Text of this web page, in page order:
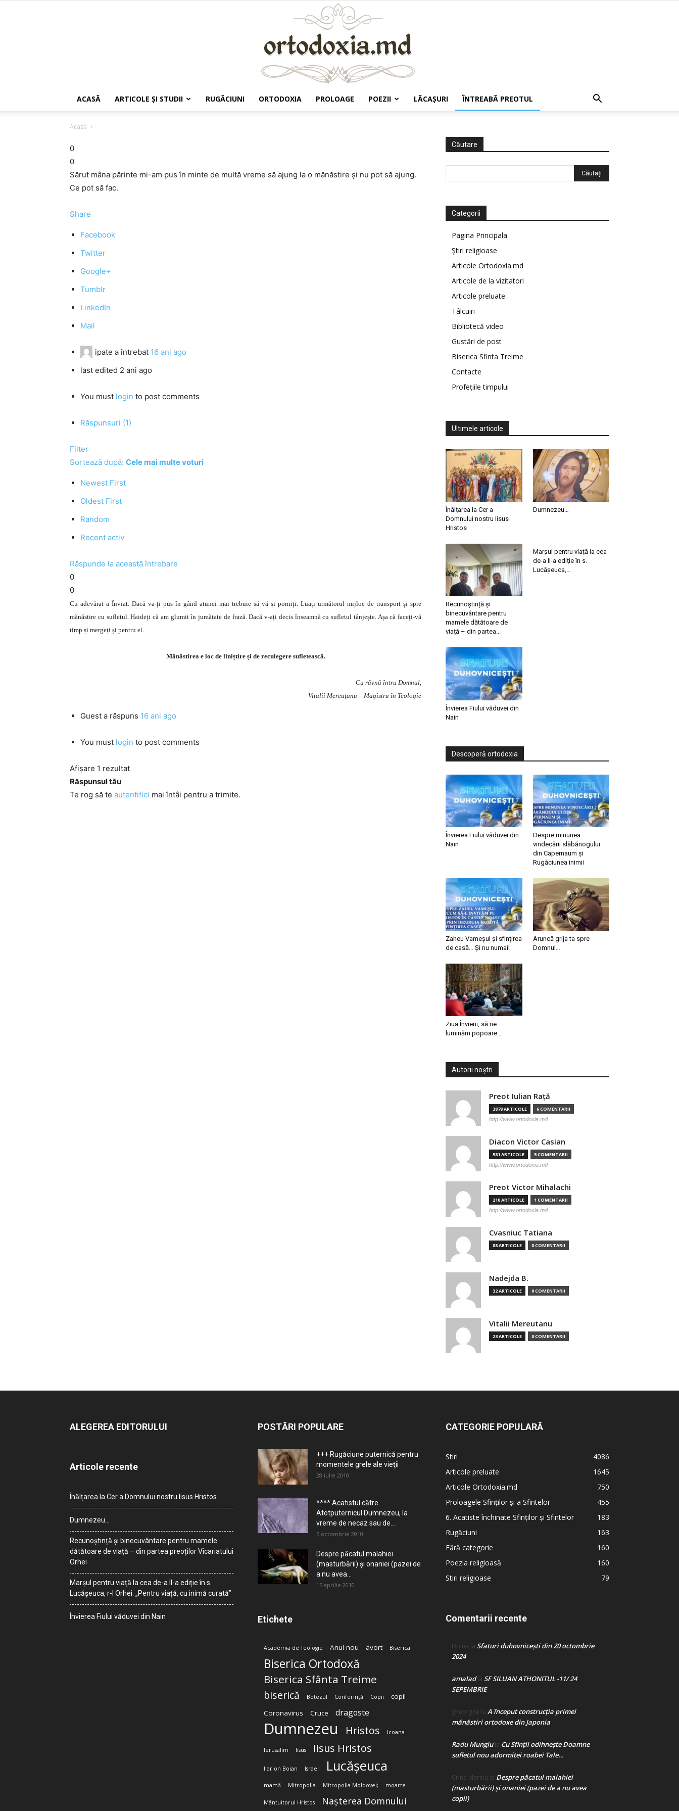
ACASĂ ARTICOLE ŞI STUDII RUGĂCIUNI ORTODOXIA PROLOAGE POEZII LĂCAŞURI ÎNTREABĂ PREOTUL
Acasă
0
0
Sărut mâna părinte mi-am pus în minte de multă vreme să ajung la o mănăstire și nu pot să ajung.
Ce pot să fac.
Share
Facebook
Twitter
Google+
Tumblr
LinkedIn
Mail
ipate a întrebat 16 ani ago
last edited 2 ani ago
You must login to post comments
Răspunsuri (1)
Filter
Sortează după: Cele mai multe voturi
Newest First
Oldest First
Random
Recent activ
Răspunde la această întrebare
0
0
Cu adevărat a Înviat. Dacă va-ți pus în gând atunci mai trebuie să vă și porniți. Luați următorul mijloc de transport și spre
mănăstire cu sufletul. Haideți că am glumit în jumătate de frază. Dacă v-ați decis înseamnă cu sufletul tânjește. Așa că faceți-vă
timp și mergeți și pentru el.
Mănăstirea e loc de liniștire și de reculegere sufletească.
Cu râvnă întru Domnul,
Vitalii Mereuţanu – Magistru în Teologie
Guest a răspuns 16 ani ago
You must login to post comments
Afișare 1 rezultat
Răspunsul tău
Te rog să te autentifici mai întâi pentru a trimite.
Căutare
Categorii
Pagina Principala
Știri religioase
Articole Ortodoxia.md
Articole de la vizitatori
Articole preluate
Tâlcuiri
Bibliotecă video
Gustări de post
Biserica Sfinta Treime
Contacte
Profețiile timpului
Ultimele articole
Înălțarea la Cer a
Domnului nostru Iisus
Hristos
Dumnezeu…
Recunoștință și
binecuvântare pentru
mamele dătătoare de
viață – din partea...
Marșul pentru viață la cea
de-a II-a ediție în s.
Lucășeuca,...
Învierea Fiului văduvei din
Nain
Descoperă ortodoxia
Învierea Fiului văduvei din
Nain
Despre minunea
vindecării slăbănogului
din Capernaum și
Rugăciunea inimii
Zaheu Vameșul și sfințirea
de casă… Și nu numai!
Aruncă grija ta spre
Domnul…
Ziua Învierii, să ne
luminăm popoare…
Autorii noștri
Preot Iulian Raţă
3878 ARTICOLE 6 COMENTARII
http://www.ortodoxia.md
Diacon Victor Casian
581 ARTICOLE 5 COMENTARII
http://www.ortodoxia.md
Preot Victor Mihalachi
210 ARTICOLE 1 COMENTARII
http://www.ortodoxia.md
Cvasniuc Tatiana
88 ARTICOLE 0 COMENTARII
Nadejda B.
32 ARTICOLE 0 COMENTARII
Vitalii Mereutanu
23 ARTICOLE 0 COMENTARII
ALEGEREA EDITORULUI
Articole recente
Înălțarea la Cer a Domnului nostru Iisus Hristos
Dumnezeu…
Recunoștință și binecuvântare pentru mamele
dătătoare de viață – din partea preoților Vicariatului
Orhei
Marșul pentru viață la cea de-a II-a ediție în s.
Lucășeuca, r-l Orhei: „Pentru viață, cu inimă curată”
Învierea Fiului văduvei din Nain
POSTĂRI POPULARE
+++ Rugăciune puternică pentru
momentele grele ale vieţii
28 iulie 2010
**** Acatistul către
Atotputernicul Dumnezeu, la
vreme de necaz sau de...
5 octombrie 2010
Despre păcatul malahiei
(masturbării) şi onaniei (pazei de
a nu avea...
15 aprilie 2010
Etichete
Academia de Teologie Anul nou avort Biserica
Biserica Ortodoxă
Biserica Sfânta Treime
biserică Botezul Conferință Copii
copil
Coronavirus
Cruce dragoste
Dumnezeu Hristos Icoana
Ierusalim Iisus Iisus Hristos
Ilarion Boian Israel Lucășeuca
mamă Mitropolia Mitropolia Moldovei; moarte
Mântuitorul Hristos Nașterea Domnului
CATEGORIE POPULARĂ
Stiri
4086
Articole preluate
1645
Articole Ortodoxia.md
750
Proloagele Sfinților și a Sfintelor
455
6. Acatiste închinate Sfinților și Sfintelor
183
Rugăciuni
163
Fără categorie
160
Poezia religioasă
160
Stiri religioase
79
Comentarii recente
Doina la Sfaturi duhovnicești din 20 octombrie
2024
amaladla SF SILUAN ATHONITUL -11/ 24
SEPEMBRIE
gheorghe la A început construcţia primei
mănăstiri ortodoxe din Japonia
Radu Mungiula Cu Sfinții odihnește Doamne
sufletul nou adormitei roabei Tale…
Crina Marina la Despre păcatul malahiei
(masturbării) şi onaniei (pazei de a nu avea
copii)